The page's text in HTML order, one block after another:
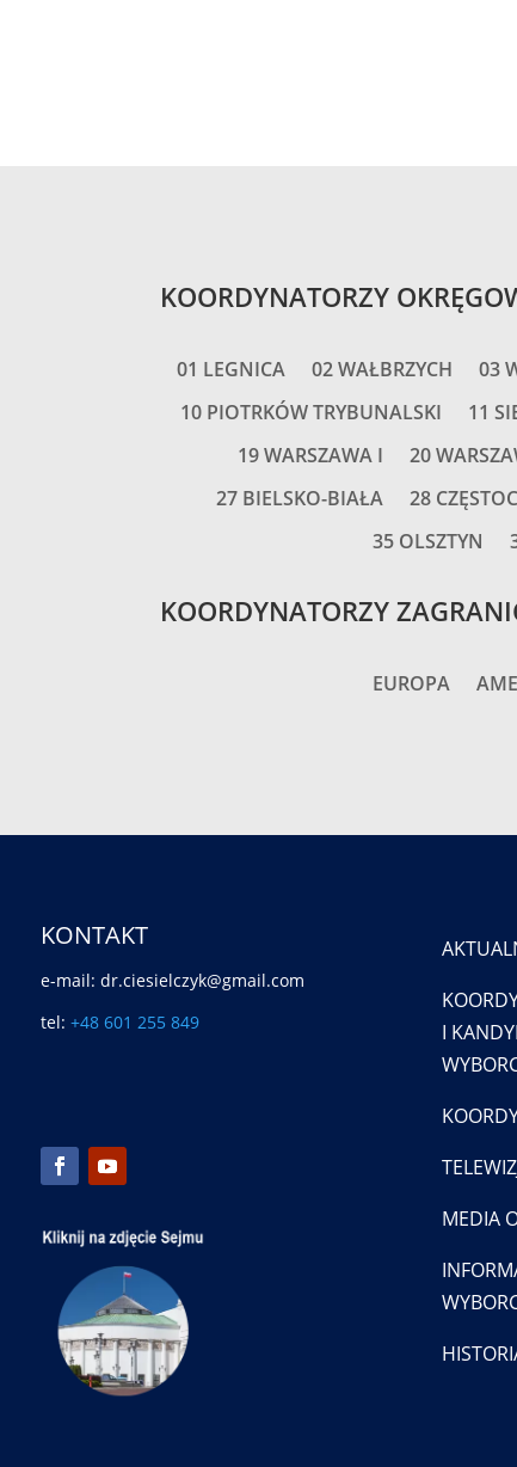
KOORDYNATORZY
01 LEGNICA 02 WAŁBRZYCH 03
10 PIOTRKÓW TRYBUNALSKI
11
19 WARSZAWA I
20
27 BIELSKO-BIAŁA
28
35 OLSZTYN
KOORDYNATORZY
EUROPA
KONTAKT
e-mail: dr.ciesielczyk@gmail.com
tel: +48 601 255 849
I
MEDIA